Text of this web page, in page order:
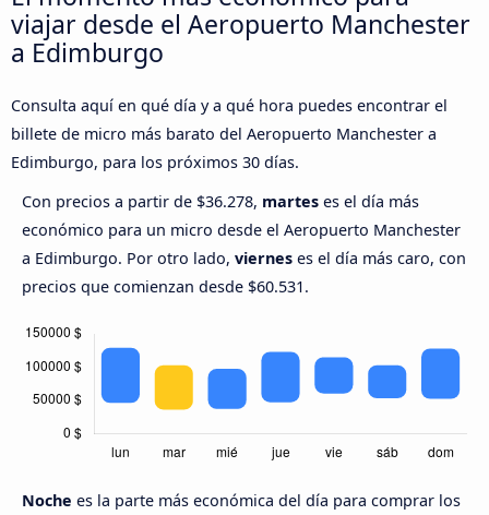
viajar desde el Aeropuerto Manchester
a Edimburgo
Consulta aquí en qué día y a qué hora puedes encontrar el
billete de micro más barato del Aeropuerto Manchester a
Edimburgo, para los próximos 30 días.
Con precios a partir de $36.278, martes es el día más
económico para un micro desde el Aeropuerto Manchester
a Edimburgo. Por otro lado, viernes es el día más caro, con
precios que comienzan desde $60.531.
Noche es la parte más económica del día para comprar los